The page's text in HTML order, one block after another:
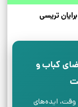
تریسی
کباب و
وقت، ایده‌های